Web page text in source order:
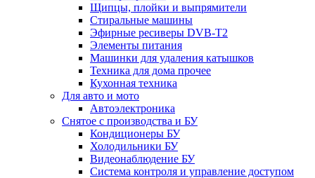
Щипцы, плойки и выпрямители
Стиральные машины
Эфирные ресиверы DVB-T2
Элементы питания
Машинки для удаления катышков
Техника для дома прочее
Кухонная техника
Для авто и мото
Автоэлектроника
Снятое с производства и БУ
Кондиционеры БУ
Холодильники БУ
Видеонаблюдение БУ
Система контроля и управление доступом